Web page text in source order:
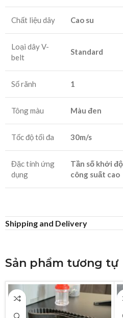
Chất liệu dây Cao su
Loại dây V-
belt
Standard
Số rãnh 1
Tông màu Màu đen
Tốc độ tối đa 30m/s
Đặc tính ứng
dụng
Tần số khởi
công suất cao
Shipping and Delivery
Sản phẩm tương tự